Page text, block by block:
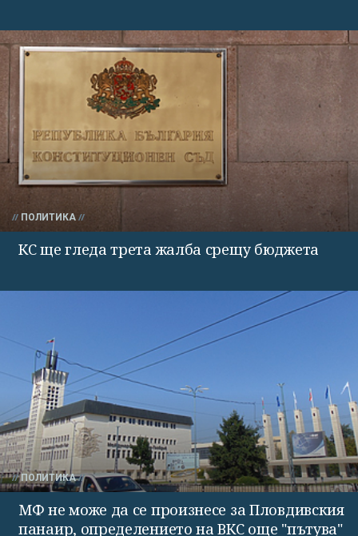
ПОЛИТИКА
КС ще гледа трета жалба срещу бюджета
ПОЛИТИКА
МФ не може да се произнесе за Пловдивския
панаир, определението на ВКС още "пътува"